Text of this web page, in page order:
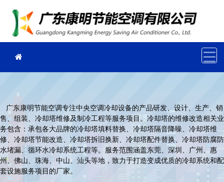
广东康明节能空调专注中央空调冷却设备的产品研发、设计、生产、销
售、组装、冷却塔维修及制冷工程等服务项目。冷却塔的维修改造相关业
务包含：承包各大品牌的冷却塔填料替换、冷却塔隔音降噪、冷却塔维
修、冷却塔节能改造、冷却塔拆旧换新、冷却塔配件替换、冷却塔防腐防
水堵漏、循环水冷却系统工程等。服务范围涵盖东莞、深圳、广州、惠
州、佛山、珠海、中山、汕头等地，致力于打造变成优质的冷却系统和配
套设施服务项目的厂家。